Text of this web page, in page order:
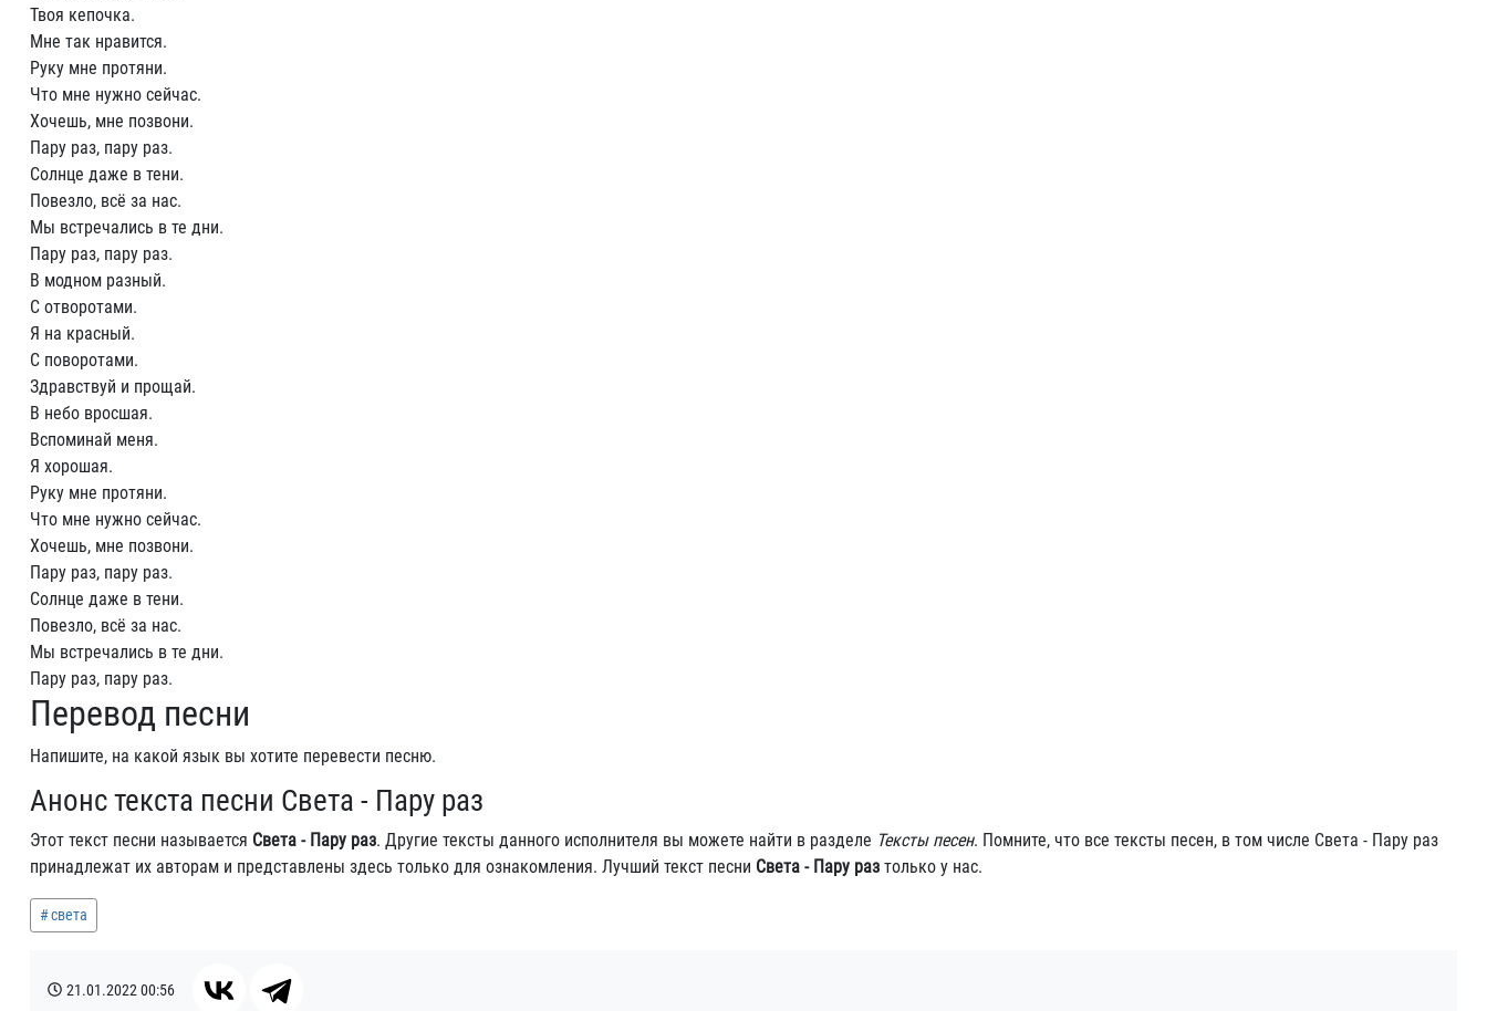
Твоя кепочка.
Мне так нравится.
Руку мне протяни.
Что мне нужно сейчас.
Хочешь, мне позвони.
Пару раз, пару раз.
Солнце даже в тени.
Повезло, всё за нас.
Мы встречались в те дни.
Пару раз, пару раз.
В модном разный.
С отворотами.
Я на красный.
С поворотами.
Здравствуй и прощай.
В небо вросшая.
Вспоминай меня.
Я хорошая.
Руку мне протяни.
Что мне нужно сейчас.
Хочешь, мне позвони.
Пару раз, пару раз.
Солнце даже в тени.
Повезло, всё за нас.
Мы встречались в те дни.
Пару раз, пару раз.
Перевод песни
Напишите, на какой язык вы хотите перевести песню.
Анонс текста песни Света - Пару раз
Этот текст песни называется Света - Пару раз. Другие тексты данного исполнителя вы можете найти в разделе Тексты песен. Помните, что все тексты песен, в том числе Света - Пару раз
принадлежат их авторам и представлены здесь только для ознакомления. Лучший текст песни Света - Пару раз только у нас.
света
21.01.202200:56